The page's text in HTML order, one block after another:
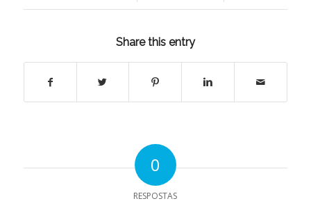
Share this entry
0
RESPOSTAS